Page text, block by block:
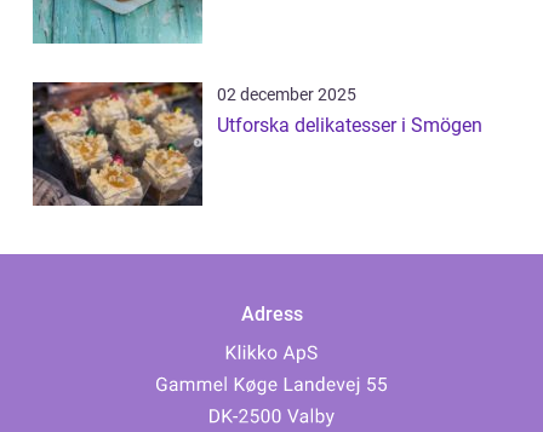
02 december 2025
Utforska delikatesser i Smögen
Adress